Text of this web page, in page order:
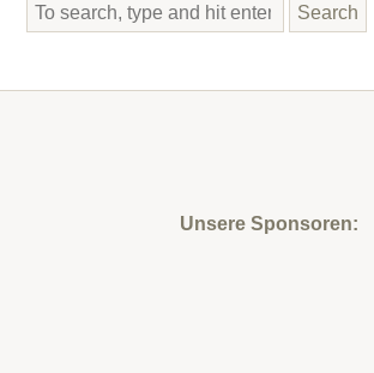
Search
Unsere Sponsoren: